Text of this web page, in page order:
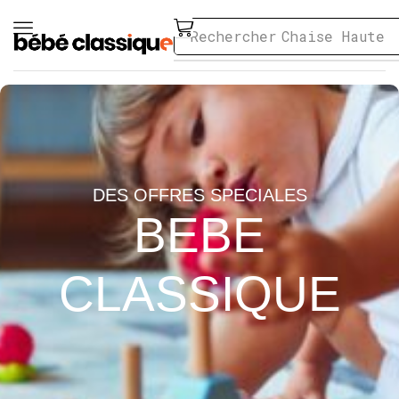
Rechercher Chaise Haute
DES OFFRES SPECIALES
BEBE
CLASSIQUE